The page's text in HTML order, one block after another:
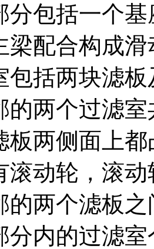
分包括一个
梁配合构成
包括两块滤
的两个过滤
板两侧面上
滚动轮，滚
的两个滤板
分内的过滤